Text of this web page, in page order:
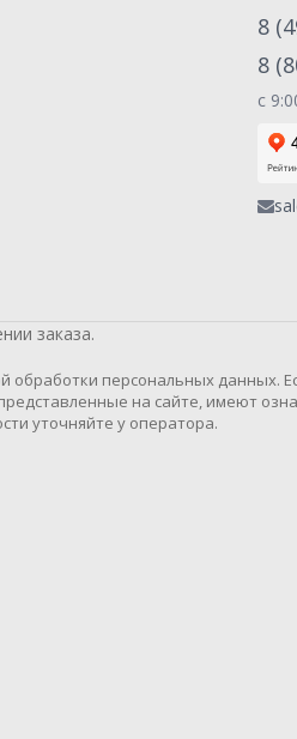
8
8
с
заказа.
персональных данных.
на сайте, имеют
уточняйте у оператора.